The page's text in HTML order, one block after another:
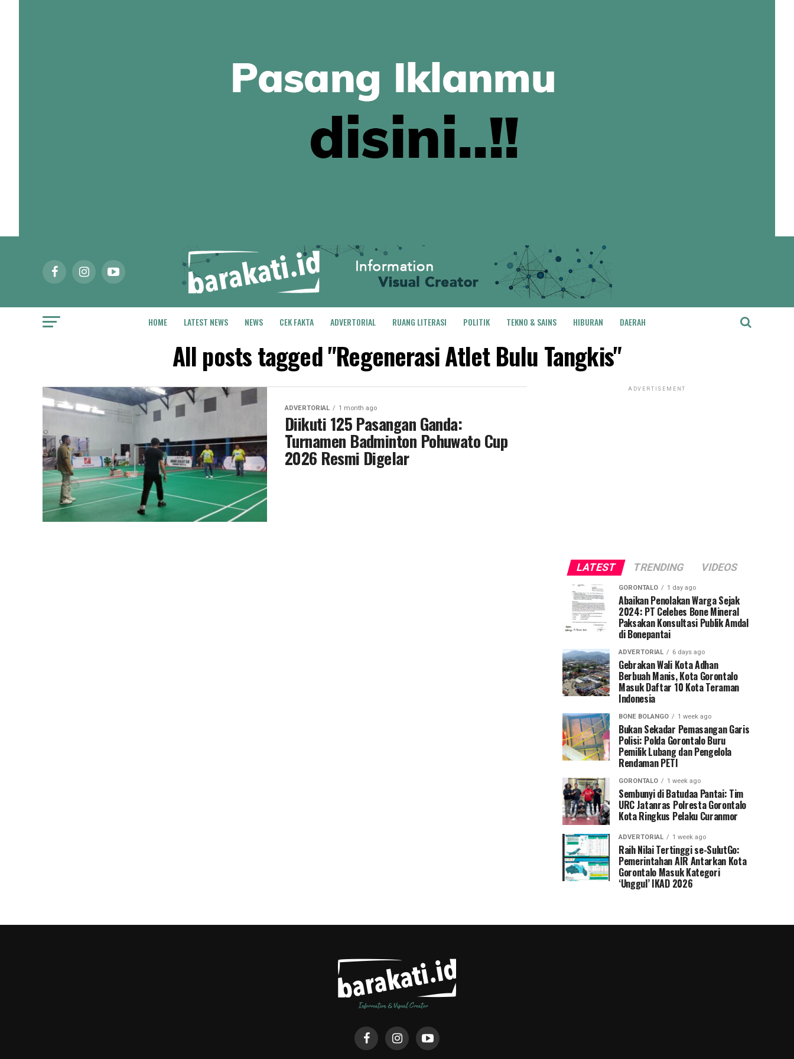
HOME LATEST NEWS NEWS CEK FAKTA ADVERTORIAL RUANG LITERASI POLITIK TEKNO & SAINS HIBURAN DAERAH
All posts tagged "Regenerasi Atlet Bulu Tangkis"
ADVERTORIAL 1 month ago
Diikuti 125 Pasangan Ganda:
Turnamen Badminton Pohuwato Cup
2026 Resmi Digelar
ADVERTISEMENT
LATEST TRENDING VIDEOS
GORONTALO 1 day ago
Abaikan Penolakan Warga Sejak
2024: PT Celebes Bone Mineral
Paksakan Konsultasi Publik Amdal
di Bonepantai
ADVERTORIAL 6 days ago
Gebrakan Wali Kota Adhan
Berbuah Manis, Kota Gorontalo
Masuk Daftar 10 Kota Teraman
Indonesia
BONE BOLANGO 1 week ago
Bukan Sekadar Pemasangan Garis
Polisi: Polda Gorontalo Buru
Pemilik Lubang dan Pengelola
Rendaman PETI
GORONTALO 1 week ago
Sembunyi di Batudaa Pantai: Tim
URC Jatanras Polresta Gorontalo
Kota Ringkus Pelaku Curanmor
ADVERTORIAL 1 week ago
Raih Nilai Tertinggi se-SulutGo:
Pemerintahan AIR Antarkan Kota
Gorontalo Masuk Kategori
‘Unggul’ IKAD 2026